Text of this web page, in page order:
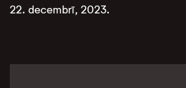
22. decembrī, 2023.